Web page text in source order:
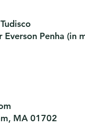
Penha ​(in
MA 01702